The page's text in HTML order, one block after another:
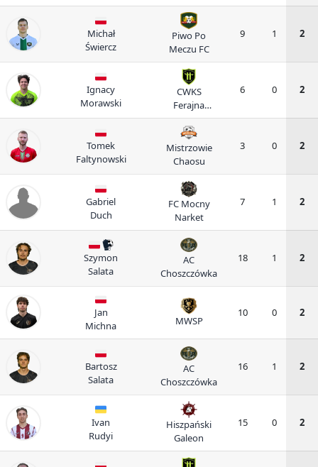
Michał
Świercz
Piwo Po
Meczu FC
9 1 2
Ignacy
Morawski
CWKS
Ferajna
Warszawa
6 0 2
Tomek
Faltynowski
Mistrzowie
Chaosu
3 0 2
Gabriel
Duch
FC Mocny
Narket
7 1 2
Szymon
Salata
AC
Choszczówka
18 1 2
Jan
Michna
MWSP
10 0 2
Bartosz
Salata
AC
Choszczówka
16 1 2
Ivan
Rudyi
Hiszpański
Galeon
15 0 2